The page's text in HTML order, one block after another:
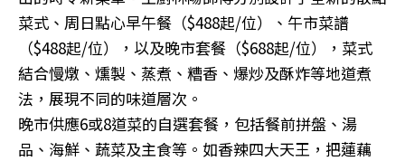
菜式、周日點心早午餐（$488起/位）、午市菜譜
（$488起/位），以及晚市套餐（$688起/位），菜式
結合慢燉、燻製、蒸煮、糟香、爆炒及酥炸等地道煮
法，展現不同的味道層次。
晚市供應6或8道菜的自選套餐，包括餐前拼盤、湯
品、海鮮、蔬菜及主食等。如香辣四大天王，把蓮藕